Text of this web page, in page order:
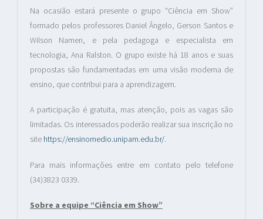
Na ocasião estará presente o grupo “Ciência em Show”
formado pelos professores Daniel Ângelo, Gerson Santos e
Wilson Namen, e pela pedagoga e especialista em
tecnologia, Ana Ralston. O grupo existe há 18 anos e suas
propostas são fundamentadas em uma visão moderna de
ensino, que contribui para a aprendizagem.
A participação é gratuita, mas atenção, pois as vagas são
limitadas. Os interessados poderão realizar sua inscrição no
site https://ensinomedio.unipam.edu.br/.
Para mais informações entre em contato pelo telefone
(34)3823 0339.
Sobre a equipe “Ciência em Show”